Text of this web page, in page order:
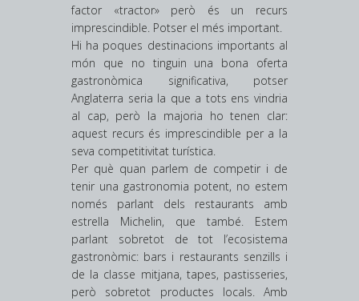
factor «tractor» però és un recurs
imprescindible. Potser el més important.
Hi ha poques destinacions importants al
món que no tinguin una bona oferta
gastronòmica significativa, potser
Anglaterra seria la que a tots ens vindria
al cap, però la majoria ho tenen clar:
aquest recurs és imprescindible per a la
seva competitivitat turística.
Per què quan parlem de competir i de
tenir una gastronomia potent, no estem
només parlant dels restaurants amb
estrella Michelin, que també. Estem
parlant sobretot de tot l’ecosistema
gastronòmic: bars i restaurants senzills i
de la classe mitjana, tapes, pastisseries,
però sobretot productes locals. Amb